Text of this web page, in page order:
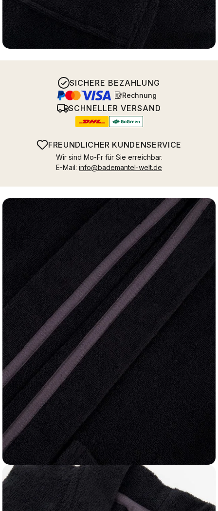
SICHERE BEZAHLUNG
Rechnung
SCHNELLER VERSAND
FREUNDLICHER KUNDENSERVICE
Wir sind Mo-Fr für Sie erreichbar.
E-Mail: info@bademantel-welt.de